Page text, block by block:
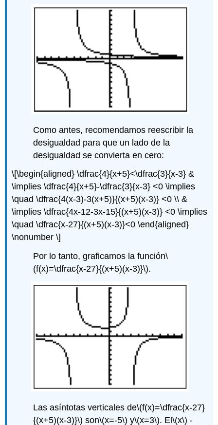
Como antes, recomendamos reescribir la
desigualdad para que un lado de la
desigualdad se convierta en cero:
\[\begin{aligned} \dfrac{4}{x+5}<\dfrac{3}{x-3} &
\implies \dfrac{4}{x+5}-\dfrac{3}{x-3} <0 \implies
\quad \dfrac{4(x-3)-3(x+5)}{(x+5)(x-3)} <0 \\ &
\implies \dfrac{4x-12-3x-15}{(x+5)(x-3)} <0 \implies
\quad \dfrac{x-27}{(x+5)(x-3)}<0 \end{aligned}
\nonumber \]
Por lo tanto, graficamos la función\
(f(x)=\dfrac{x-27}{(x+5)(x-3)}\).
Las asíntotas verticales de\(f(x)=\dfrac{x-27}
{(x+5)(x-3)}\) son\(x=-5\) y\(x=3\). El\(x\) -